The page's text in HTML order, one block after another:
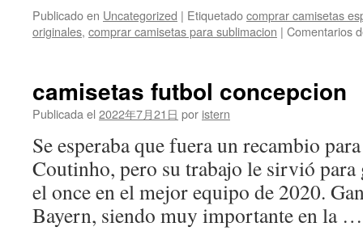
Publicado en Uncategorized | Etiquetadocomprar camisetas
originales, comprar camisetas para sublimacion | Comentarios
camisetas futbol concepcion
Publicada el 2022年7月21日 por istern
Se esperaba que fuera un recambio
Coutinho, pero su trabajo le sirvió para
el once en el mejor equipo de 2020.
Bayern, siendo muy importante en la